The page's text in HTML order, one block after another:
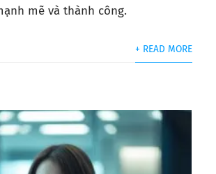
mẽ và thành công.
+ READ MORE